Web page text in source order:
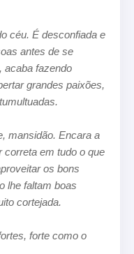
céu. É desconfiada e
antes de se
acaba fazendo
grandes paixões,
mansidão. Encara a
correta em tudo o que
os bons
lhe faltam boas
cortejada.
forte como o